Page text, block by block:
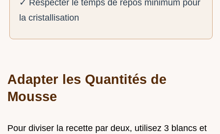
✓ Respecter le temps de repos minimum pour
la cristallisation
Adapter les Quantités de
Mousse
Pour diviser la recette par deux, utilisez 3 blancs et